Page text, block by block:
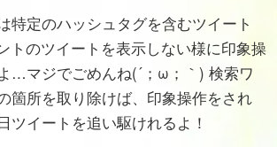
特定のハッシュタグを含むツイート
トのツイートを表示しない様に印象操
…マジでごめんね(´；ω；｀) 検索ワ
箇所を取り除けば、印象操作をされ
ツイートを追い駆けれるよ！